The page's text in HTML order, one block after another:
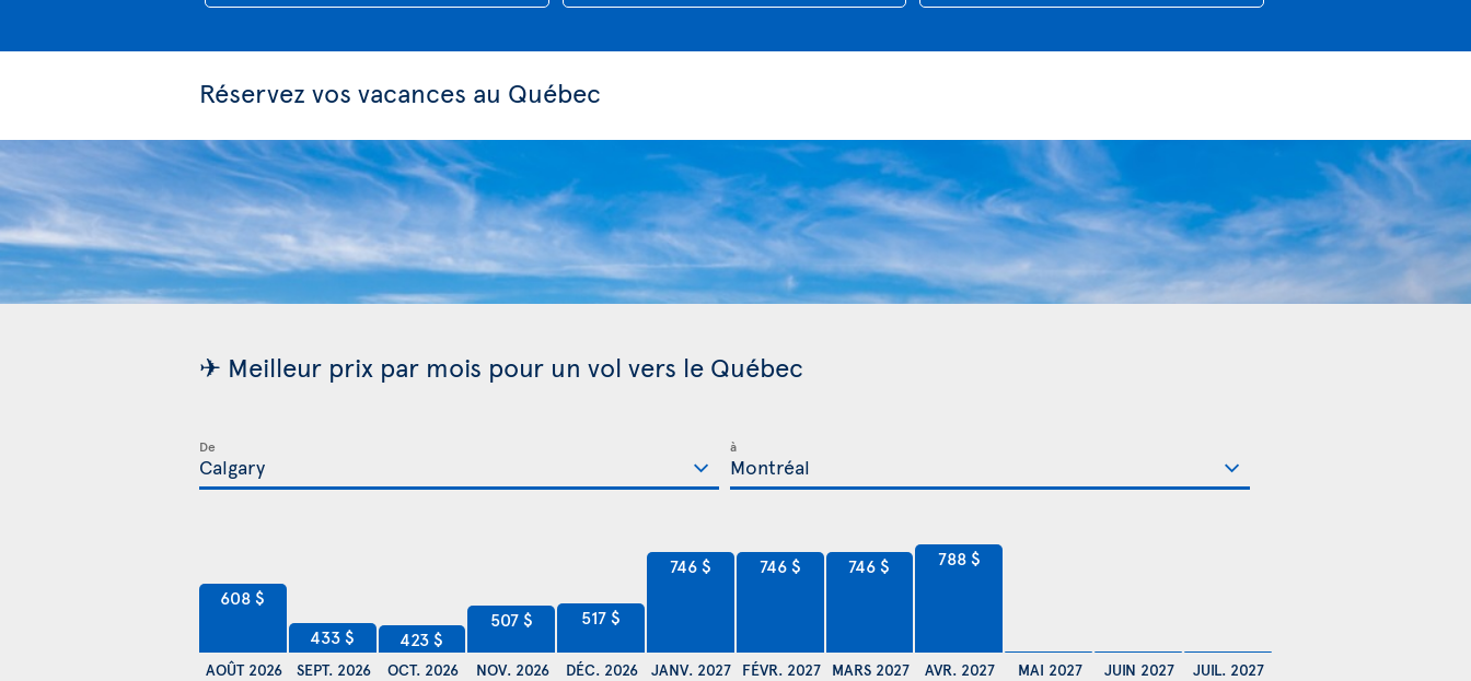
Réservez vos vacances au Québec
✈ Meilleur prix par mois pour un vol vers le Québec
De à
608 $
AOÛT 2026
433 $
SEPT. 2026
423 $
OCT. 2026
507 $
NOV. 2026
517 $
DÉC. 2026
746 $
JANV. 2027
746 $
FÉVR. 2027
746 $
MARS 2027
788 $
AVR. 2027 MAI 2027 JUIN 2027 JUIL. 2027